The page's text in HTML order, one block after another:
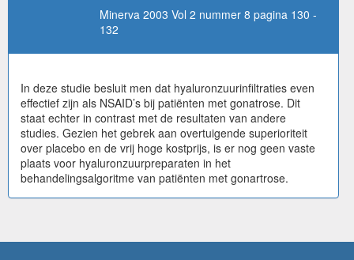
Minerva 2003 Vol 2 nummer 8 pagina 130 -
132
In deze studie besluit men dat hyaluronzuurinfiltraties even
effectief zijn als NSAID’s bij patiënten met gonatrose. Dit
staat echter in contrast met de resultaten van andere
studies. Gezien het gebrek aan overtuigende superioriteit
over placebo en de vrij hoge kostprijs, is er nog geen vaste
plaats voor hyaluronzuurpreparaten in het
behandelingsalgoritme van patiënten met gonartrose.